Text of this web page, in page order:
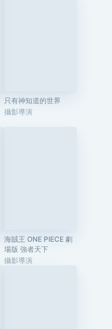
只有神知道的世界
攝影導演
海賊王 ONE PIECE 劇
場版 強者天下
攝影導演